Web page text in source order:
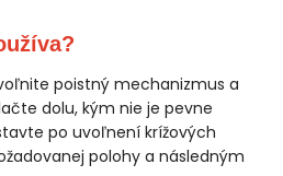
poistný mechanizmus a
dolu, kým nie je pevne
po uvoľnení krížových
polohy a následným